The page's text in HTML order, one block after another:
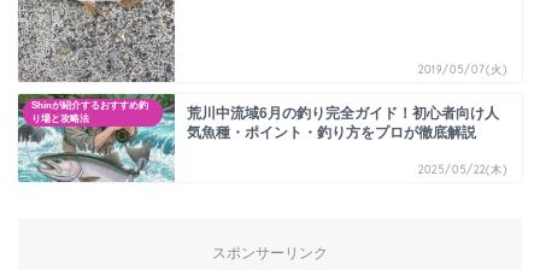
2019/05/07(火)
Shinが紹介するおすすめ釣
り場と攻略法
荒川中流域6月の釣り完全ガイド！初心者向け人
気魚種・ポイント・釣り方をプロが徹底解説
2025/05/22(木)
スポンサーリンク